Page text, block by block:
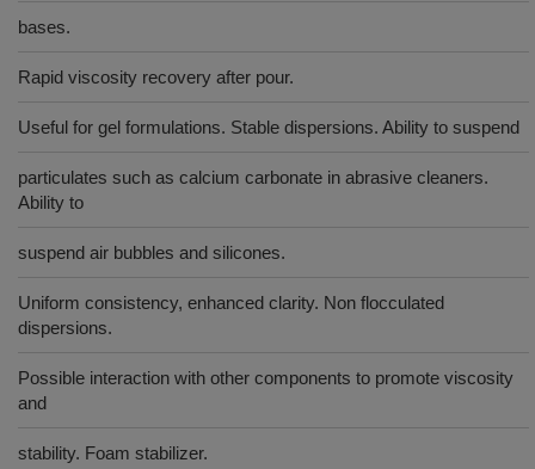
bases.
Rapid viscosity recovery after pour.
Useful for gel formulations. Stable dispersions. Ability to suspend
particulates such as calcium carbonate in abrasive cleaners.
Ability to
suspend air bubbles and silicones.
Uniform consistency, enhanced clarity. Non flocculated
dispersions.
Possible interaction with other components to promote viscosity
and
stability. Foam stabilizer.